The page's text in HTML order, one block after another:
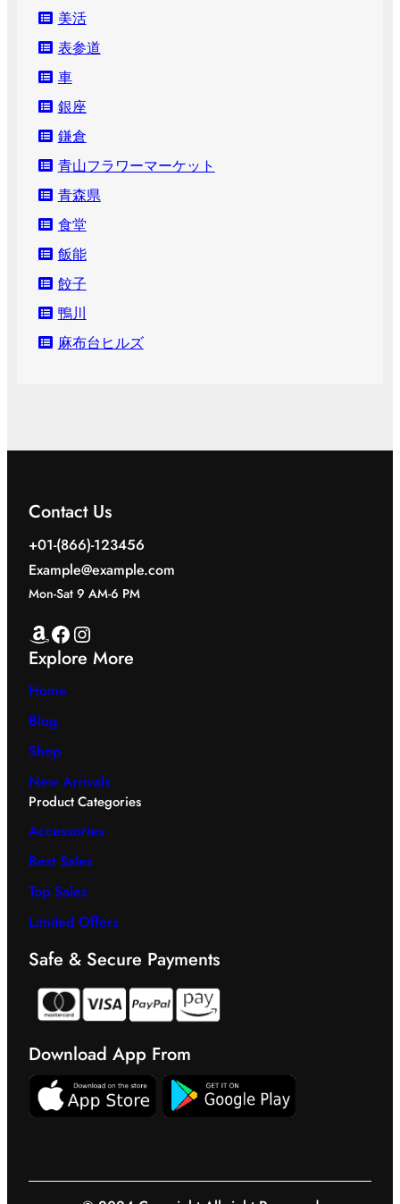
美活
表参道
車
銀座
鎌倉
青山フラワーマーケット
青森県
食堂
飯能
餃子
鴨川
麻布台ヒルズ
Contact Us
+01-(866)-123456
Example@example.com
Mon-Sat 9 AM-6 PM
Amazon Facebook Instagram
Explore More
Home
Blog
Shop
New Arrivals
Product Categories
Accessories
Best Sales
Top Sales
Limited Offers
Safe & Secure Payments
Download App From